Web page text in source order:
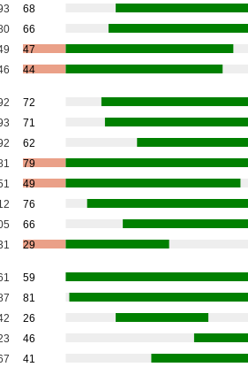
68
66
47
44
72
71
62
79
49
76
66
29
59
81
26
46
41